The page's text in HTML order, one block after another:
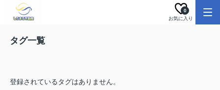
お気に入り
0
タグ一覧
登録されているタグはありません。